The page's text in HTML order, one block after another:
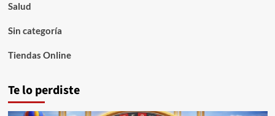
Salud
Sin categoría
Tiendas Online
Te lo perdiste